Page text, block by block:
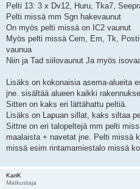
Pelti 13: 3 x Dv12, Huru, Tka7,
Pelti missä mm Sgn hakevaunut
On myös pelti missä on IC2 vaunut
Myös pelti missä Cem, Em, Tk,
vaunua
Niin ja Tad siilovaunut Ja myös
Lisäks on kokonaisia asema-alueita
jne. sisältää alueen kaikki
Sitten on kaks eri lättähattu peltiä.
Lisäks on Lapuan sillat, kaks siltaa
Sittne on eri talopeltejä mm pelti
maalaista + navetat jne. Pelti missä
missä esim rintamamiestalo missä
KariK
Matkustaja